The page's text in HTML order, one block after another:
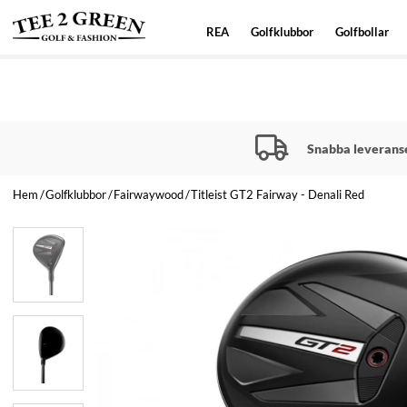
REA Golfklubbor Golfbollar
Snabba
Hem Golfklubbor Fairwaywood Titleist GT2 Fairway - Denali Red